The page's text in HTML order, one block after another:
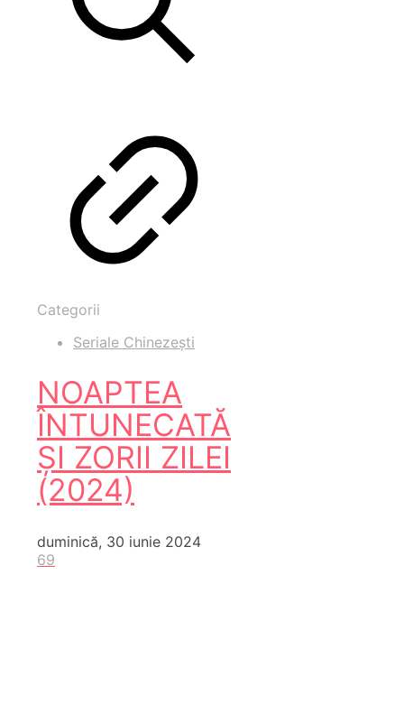
Categorii
Seriale Chinezești
NOAPTEA
ÎNTUNECATĂ
ȘI ZORII ZILEI
(2024)
duminică, 30 iunie 2024
69